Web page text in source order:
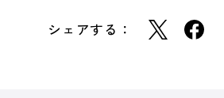
シェアする：